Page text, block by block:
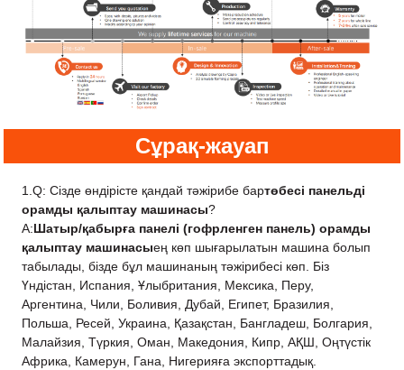
Сұрақ-жауап
1.Q: Сізде өндірісте қандай тәжірибе бартөбесі панельді
орамды қалыптау машинасы?
A:Шатыр/қабырға панелі (гофрленген панель) орамды
қалыптау машинасыең көп шығарылатын машина болып
табылады, бізде бұл машинаның тәжірибесі көп. Біз
Үндістан, Испания, Ұлыбритания, Мексика, Перу,
Аргентина, Чили, Боливия, Дубай, Египет, Бразилия,
Польша, Ресей, Украина, Қазақстан, Бангладеш, Болгария,
Малайзия, Түркия, Оман, Македония, Кипр, АҚШ, Оңтүстік
Африка, Камерун, Гана, Нигерияға экспорттадық.